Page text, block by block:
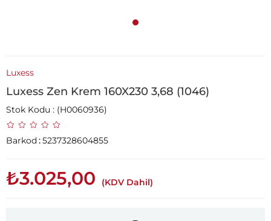
Luxess
Luxess Zen Krem 160X230 3,68 (1046)
Stok Kodu (H0060936)
Barkod:5237328604855
₺3.025,00 (KDV Dahil)